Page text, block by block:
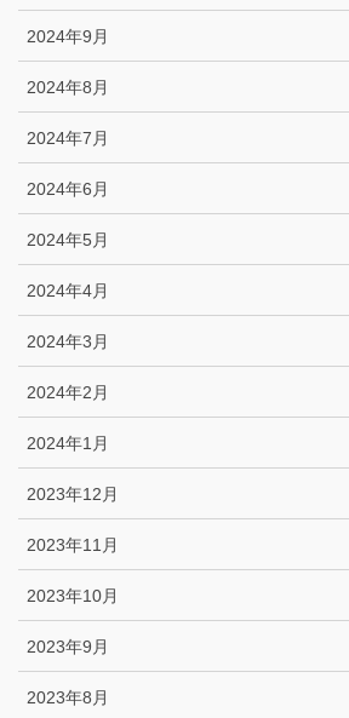
2024年9月
2024年8月
2024年7月
2024年6月
2024年5月
2024年4月
2024年3月
2024年2月
2024年1月
2023年12月
2023年11月
2023年10月
2023年9月
2023年8月